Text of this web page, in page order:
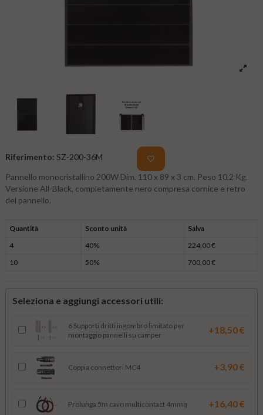
Riferimento: SZ-200-36M
Pannello monocristallino 200W Dim. 110 x 89 x 3 cm. Peso 10,2 Kg.
Versione All-Black, completamente nero compresa cornice e retro
del pannello.
Quantità Sconto unità
Salva
4
40%
224,00 €
10
50% 700,00 €
Seleziona e aggiungi accessori utili:
6 Supporti dritti ingombro limitato per
montaggio pannelli su camper
+18,50 €
Coppia connettori MC4 +3,90 €
Prolunga 5m cavo multicontact 4mmq +16,40 €